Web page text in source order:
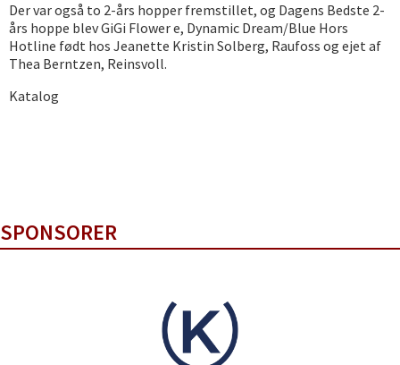
Der var også to 2-års hopper fremstillet, og Dagens Bedste 2-
års hoppe blev GiGi Flower e, Dynamic Dream/Blue Hors
Hotline født hos Jeanette Kristin Solberg, Raufoss og ejet af
Thea Berntzen, Reinsvoll.
Katalog
SPONSORER